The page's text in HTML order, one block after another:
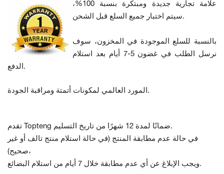
علامة تجارية جديدة ومبتكرة بنسبة 100%،
سيتم اختبار جميع السلع قبل الشحن.
بالنسبة للسلع الموجودة في المخزون، سوف
نرسل الطلب في غضون 5-7 أيام بعد استلام
الدفع.
المورد العالمي لمكونات أتمتة ومراقبة الجودة.
تقدم Topteng ضمانًا لمدة 12 شهرًا من تاريخ التسليم.
في حالة عدم مطابقة المنتج (في حالة استلام منتج تالف أو غير
صحيح)،
ويجب الإبلاغ عن أي عدم مطابقة خلال 7 أيام من استلام البضائع.